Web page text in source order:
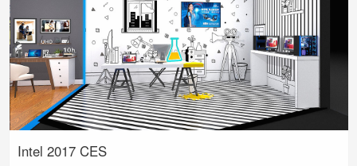
哥斯达黎加馆
STC-沙特电信
Intel 2017 CES